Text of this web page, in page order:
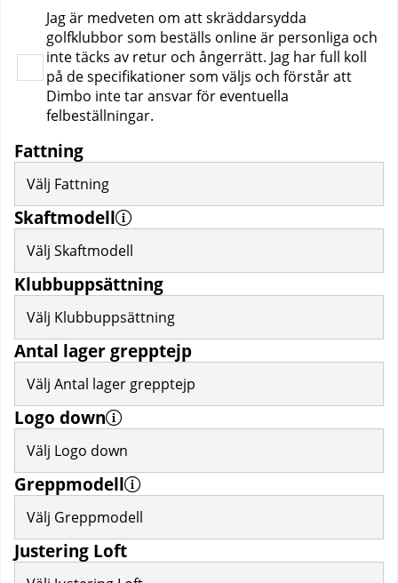
Jag är medveten om att skräddarsydda
golfklubbor som beställs online är personliga och
inte täcks av retur och ångerrätt. Jag har full koll
på de specifikationer som väljs och förstår att
Dimbo inte tar ansvar för eventuella
felbeställningar.
Fattning
Välj Fattning
Skaftmodell
Välj Skaftmodell
Klubbuppsättning
Välj Klubbuppsättning
Antal lager grepptejp
Välj Antal lager grepptejp
Logo down
Välj Logo down
Greppmodell
Välj Greppmodell
Justering Loft